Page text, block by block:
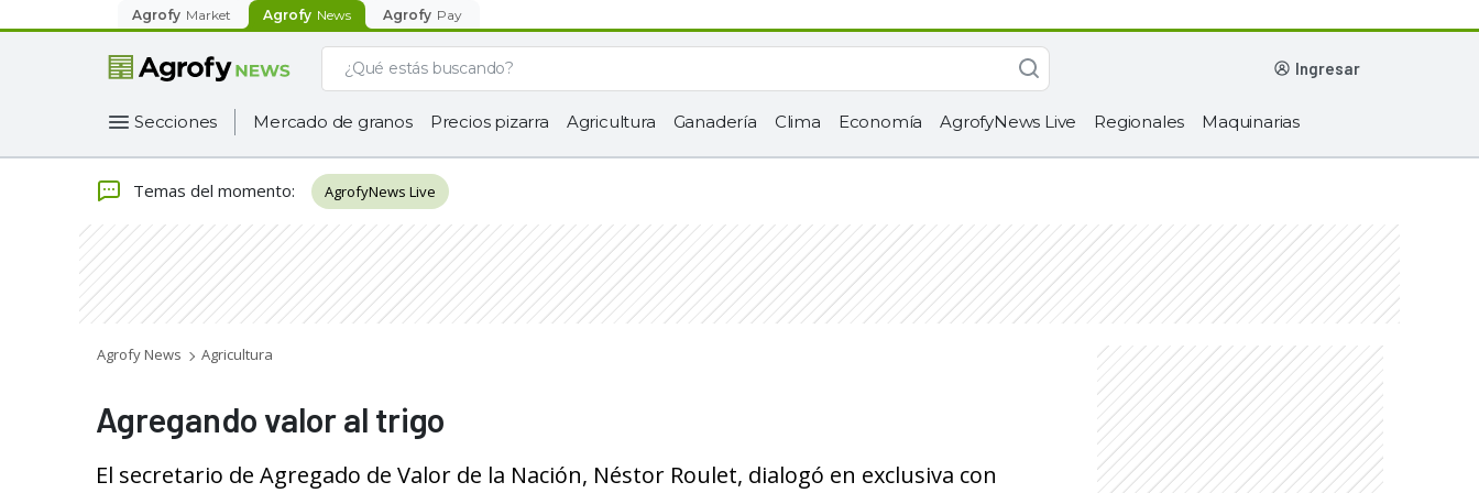
Agrofy Market Agrofy News Agrofy Pay
ingresar
Secciones Mercado de granos Precios pizarra Agricultura Ganadería Clima Economía AgrofyNews Live Regionales Maquinarias
Temas del momento: AgrofyNews Live
Agrofy News Agricultura
Agregando valor al trigo
El secretario de Agregado de Valor de la Nación, Néstor Roulet, dialogó en exclusiva con